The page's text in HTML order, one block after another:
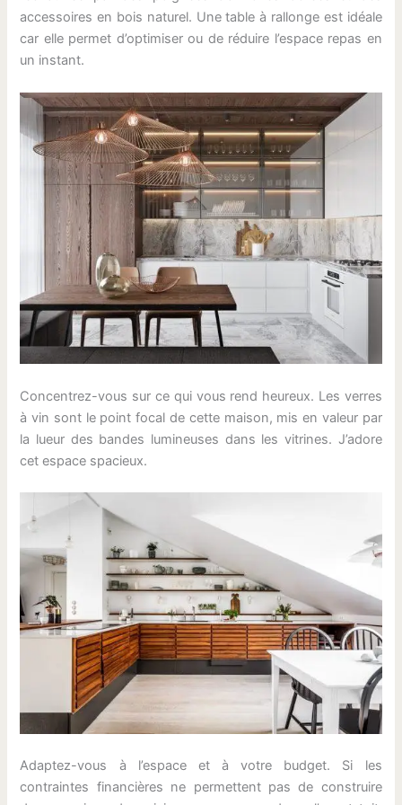
accessoires en bois naturel. Une table à rallonge est idéale
car elle permet d’optimiser ou de réduire l’espace repas en
un instant.
Concentrez-vous sur ce qui vous rend heureux. Les verres
à vin sont le point focal de cette maison, mis en valeur par
la lueur des bandes lumineuses dans les vitrines. J’adore
cet espace spacieux.
Adaptez-vous à l’espace et à votre budget. Si les
contraintes financières ne permettent pas de construire